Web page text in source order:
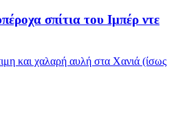
σπίτια του Ιμπέρ ντε